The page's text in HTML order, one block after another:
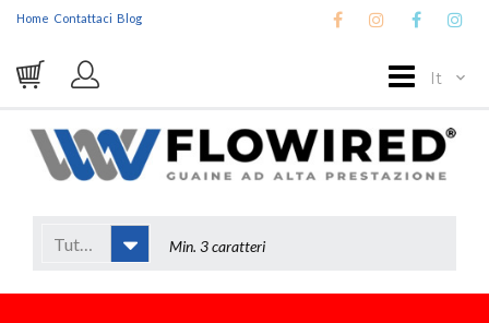
Home Contattaci Blog
It
Tutto